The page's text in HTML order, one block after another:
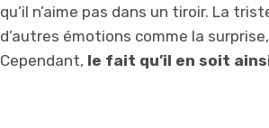
qu’il n’aime pas dans un tiroir. La
d’autres émotions comme la
Cependant, le fait qu’il en soit